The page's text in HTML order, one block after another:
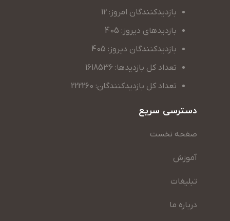
بازدیدکنندگان امروز: 12
بازدیدهای دیروز: 405
بازدیدکنندگان دیروز: 405
تعداد کل بازدیدها: 1618536
تعداد کل بازدیدکنندگان: 222260
دسترسی سریع
صفحه نخست
آموزش
تبلیغات
درباره ما